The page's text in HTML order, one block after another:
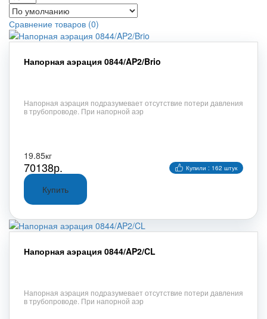
Сравнение товаров (0)
Напорная аэрация 0844/AP2/Brio
Напорная аэрация подразумевает отсутствие потери давления
в трубопроводе. При напорной аэр
19.85кг
70138р. Купили : 162 штук
Напорная аэрация 0844/AP2/CL
Напорная аэрация подразумевает отсутствие потери давления
в трубопроводе. При напорной аэр